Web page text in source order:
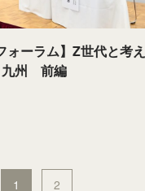
ォーラム】Z世代と考え
九州 前編
1 2